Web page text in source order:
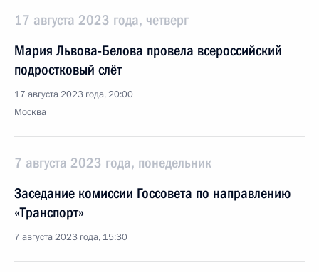
17 августа 2023 года, четверг
Мария Львова-Белова провела всероссийский
подростковый слёт
17 августа 2023 года, 20:00
Москва
7 августа 2023 года, понедельник
Заседание комиссии Госсовета по направлению
«Транспорт»
7 августа 2023 года, 15:30